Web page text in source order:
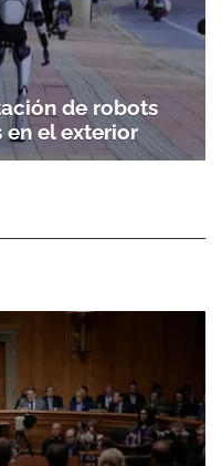
de robots
en el exterior